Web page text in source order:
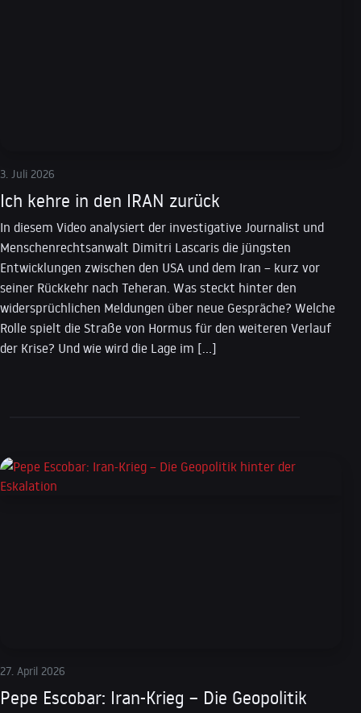
3. Juli 2026
Ich kehre in den IRAN zurück
In diesem Video analysiert der investigative Journalist und
Menschenrechtsanwalt Dimitri Lascaris die jüngsten
Entwicklungen zwischen den USA und dem Iran – kurz vor
seiner Rückkehr nach Teheran. Was steckt hinter den
widersprüchlichen Meldungen über neue Gespräche? Welche
Rolle spielt die Straße von Hormus für den weiteren Verlauf
der Krise? Und wie wird die Lage im […]
27. April 2026
Pepe Escobar: Iran-Krieg – Die Geopolitik